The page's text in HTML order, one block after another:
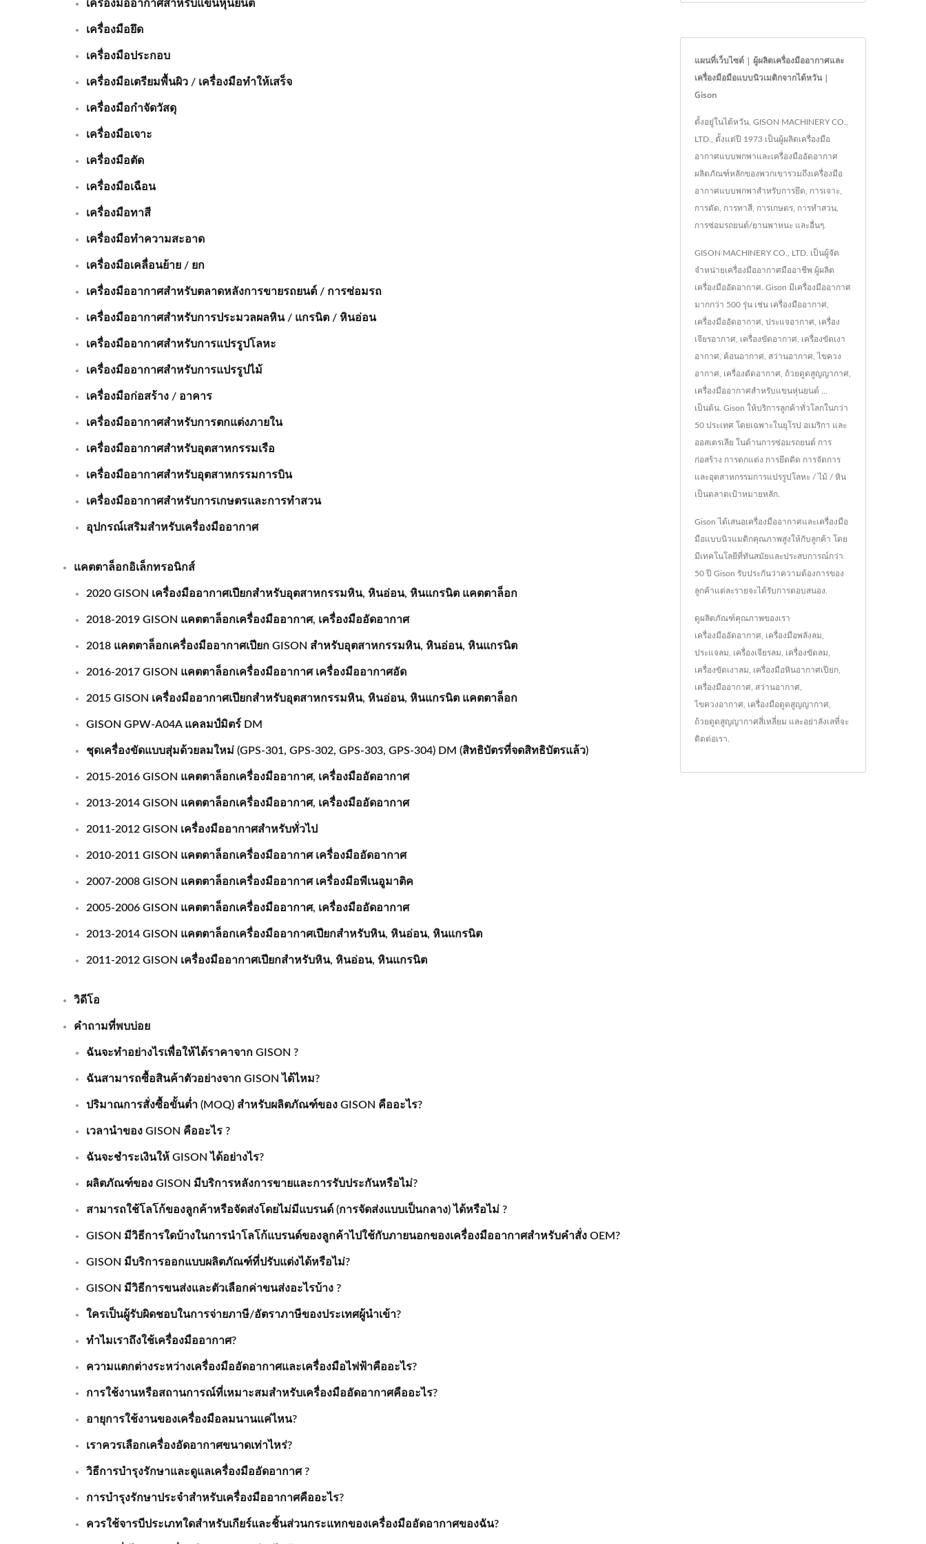
เครื่องมืออากาศสำหรับแขนหุ่นยนต์
เครื่องมือยึด
เครื่องมือประกอบ
เครื่องมือเตรียมพื้นผิว / เครื่องมือทำให้เสร็จ
เครื่องมือกำจัดวัสดุ
เครื่องมือเจาะ
เครื่องมือตัด
เครื่องมือเฉือน
เครื่องมือทาสี
เครื่องมือทำความสะอาด
เครื่องมือเคลื่อนย้าย / ยก
เครื่องมืออากาศสำหรับตลาดหลังการขายรถยนต์ / การซ่อมรถ
เครื่องมืออากาศสำหรับการประมวลผลหิน / แกรนิต / หินอ่อน
เครื่องมืออากาศสำหรับการแปรรูปโลหะ
เครื่องมืออากาศสำหรับการแปรรูปไม้
เครื่องมือก่อสร้าง / อาคาร
เครื่องมืออากาศสำหรับการตกแต่งภายใน
เครื่องมืออากาศสำหรับอุตสาหกรรมเรือ
เครื่องมืออากาศสำหรับอุตสาหกรรมการบิน
เครื่องมืออากาศสำหรับการเกษตรและการทำสวน
อุปกรณ์เสริมสำหรับเครื่องมืออากาศ
แคตตาล็อกอิเล็กทรอนิกส์
2020 GISON เครื่องมืออากาศเปียกสำหรับอุตสาหกรรมหิน, หินอ่อน, หินแกรนิต แคตตาล็อก
2018-2019 GISON แคตตาล็อกเครื่องมืออากาศ, เครื่องมืออัดอากาศ
2018 แคตตาล็อกเครื่องมืออากาศเปียก GISON สำหรับอุตสาหกรรมหิน, หินอ่อน, หินแกรนิต
2016-2017 GISON แคตตาล็อกเครื่องมืออากาศ เครื่องมืออากาศอัด
2015 GISON เครื่องมืออากาศเปียกสำหรับอุตสาหกรรมหิน, หินอ่อน, หินแกรนิต แคตตาล็อก
GISON GPW-A04A แคลมป์มิตร์ DM
ชุดเครื่องขัดแบบสุ่มด้วยลมใหม่ (GPS-301, GPS-302, GPS-303, GPS-304) DM (สิทธิบัตรที่จดสิทธิบัตรแล้ว)
2015-2016 GISON แคตตาล็อกเครื่องมืออากาศ, เครื่องมืออัดอากาศ
2013-2014 GISON แคตตาล็อกเครื่องมืออากาศ, เครื่องมืออัดอากาศ
2011-2012 GISON เครื่องมืออากาศสำหรับทั่วไป
2010-2011 GISON แคตตาล็อกเครื่องมืออากาศ เครื่องมืออัดอากาศ
2007-2008 GISON แคตตาล็อกเครื่องมืออากาศ เครื่องมือพีเนอูมาติค
2005-2006 GISON แคตตาล็อกเครื่องมืออากาศ, เครื่องมืออัดอากาศ
2013-2014 GISON แคตตาล็อกเครื่องมืออากาศเปียกสำหรับหิน, หินอ่อน, หินแกรนิต
2011-2012 GISON เครื่องมืออากาศเปียกสำหรับหิน, หินอ่อน, หินแกรนิต
วิดีโอ
คำถามที่พบบ่อย
ฉันจะทำอย่างไรเพื่อให้ได้ราคาจาก GISON ?
ฉันสามารถซื้อสินค้าตัวอย่างจาก GISON ได้ไหม?
ปริมาณการสั่งซื้อขั้นต่ำ (MOQ) สำหรับผลิตภัณฑ์ของ GISON คืออะไร?
เวลานำของ GISON คืออะไร ?
ฉันจะชำระเงินให้ GISON ได้อย่างไร?
ผลิตภัณฑ์ของ GISON มีบริการหลังการขายและการรับประกันหรือไม่?
สามารถใช้โลโก้ของลูกค้าหรือจัดส่งโดยไม่มีแบรนด์ (การจัดส่งแบบเป็นกลาง) ได้หรือไม่ ?
GISON มีวิธีการใดบ้างในการนำโลโก้แบรนด์ของลูกค้าไปใช้กับภายนอกของเครื่องมืออากาศสำหรับคำสั่ง OEM?
GISON มีบริการออกแบบผลิตภัณฑ์ที่ปรับแต่งได้หรือไม่?
GISON มีวิธีการขนส่งและตัวเลือกค่าขนส่งอะไรบ้าง ?
ใครเป็นผู้รับผิดชอบในการจ่ายภาษี/อัตราภาษีของประเทศผู้นำเข้า?
ทำไมเราถึงใช้เครื่องมืออากาศ?
ความแตกต่างระหว่างเครื่องมืออัดอากาศและเครื่องมือไฟฟ้าคืออะไร?
การใช้งานหรือสถานการณ์ที่เหมาะสมสำหรับเครื่องมืออัดอากาศคืออะไร?
อายุการใช้งานของเครื่องมือลมนานแค่ไหน?
เราควรเลือกเครื่องอัดอากาศขนาดเท่าไหร่?
วิธีการบำรุงรักษาและดูแลเครื่องมืออัดอากาศ ?
การบำรุงรักษาประจำสำหรับเครื่องมืออากาศคืออะไร?
ควรใช้จารบีประเภทใดสำหรับเกียร์และชิ้นส่วนกระแทกของเครื่องมืออัดอากาศของฉัน?
แผนที่เว็บไซต์ | ผู้ผลิตเครื่องมืออากาศและ
เครื่องมือมือแบบนิวเมติกจากไต้หวัน |
Gison
ตั้งอยู่ในไต้หวัน, GISON MACHINERY CO.,
LTD., ตั้งแต่ปี 1973 เป็นผู้ผลิตเครื่องมือ
อากาศแบบพกพาและเครื่องมืออัดอากาศ
ผลิตภัณฑ์หลักของพวกเขารวมถึงเครื่องมือ
อากาศแบบพกพาสำหรับการยึด, การเจาะ,
การตัด, การทาสี, การเกษตร, การทำสวน,
การซ่อมรถยนต์/ยานพาหนะ และอื่นๆ.
GISON MACHINERY CO., LTD. เป็นผู้จัด
จำหน่ายเครื่องมืออากาศมืออาชีพ ผู้ผลิต
เครื่องมืออัดอากาศ. Gison มีเครื่องมืออากาศ
มากกว่า 500 รุ่น เช่น เครื่องมืออากาศ,
เครื่องมืออัดอากาศ, ประแจอากาศ, เครื่อง
เจียรอากาศ, เครื่องขัดอากาศ, เครื่องขัดเงา
อากาศ, ค้อนอากาศ, สว่านอากาศ, ไขควง
อากาศ, เครื่องตัดอากาศ, ถ้วยดูดสูญญากาศ,
เครื่องมืออากาศสำหรับแขนหุ่นยนต์ ...
เป็นต้น. Gison ให้บริการลูกค้าทั่วโลกในกว่า
50 ประเทศ โดยเฉพาะในยุโรป อเมริกา และ
ออสเตรเลีย ในด้านการซ่อมรถยนต์ การ
ก่อสร้าง การตกแต่ง การยึดติด การจัดการ
และอุตสาหกรรมการแปรรูปโลหะ / ไม้ / หิน
เป็นตลาดเป้าหมายหลัก.
Gison ได้เสนอเครื่องมืออากาศและเครื่องมือ
มือแบบนิวแมติกคุณภาพสูงให้กับลูกค้า โดย
มีเทคโนโลยีที่ทันสมัยและประสบการณ์กว่า
50 ปี Gison รับประกันว่าความต้องการของ
ลูกค้าแต่ละรายจะได้รับการตอบสนอง.
ดูผลิตภัณฑ์คุณภาพของเรา
เครื่องมืออัดอากาศ เครื่องมือพลังลม
ประแจลม เครื่องเจียรลม เครื่องขัดลม
เครื่องขัดเงาลม เครื่องมือหินอากาศเปียก
เครื่องมืออากาศ สว่านอากาศ
ไขควงอากาศ เครื่องมือดูดสูญญากาศ
ถ้วยดูดสูญญากาศสี่เหลี่ยม และอย่าลังเลที่จะ
ติดต่อเรา